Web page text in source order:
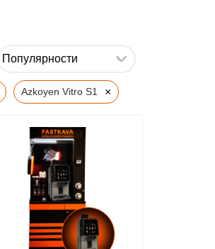
Azkoyen Vitro S1 ×